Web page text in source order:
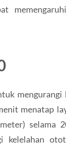
menatap
selama
kelelahan